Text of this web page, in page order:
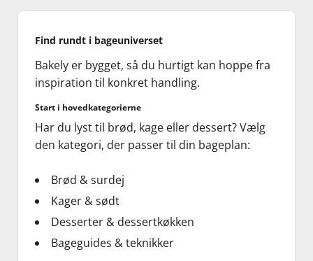
Find rundt i bageuniverset
Bakely er bygget, så du hurtigt kan hoppe fra
inspiration til konkret handling.
Start i hovedkategorierne
Har du lyst til brød, kage eller dessert? Vælg
den kategori, der passer til din bageplan:
Brød & surdej
Kager & sødt
Desserter & dessertkøkken
Bageguides & teknikker